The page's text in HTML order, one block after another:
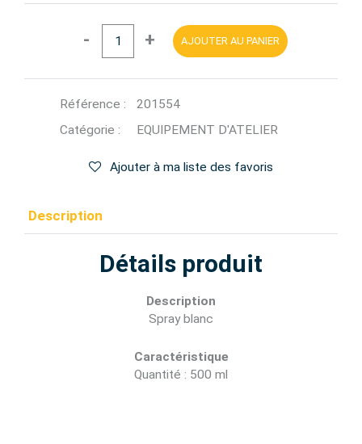
- + AJOUTER AU PANIER
Référence :
201554
Catégorie :
EQUIPEMENT D'ATELIER
Ajouter à ma liste des favoris
Description
Détails produit
Description
Spray blanc
Caractéristique
Quantité : 500 ml